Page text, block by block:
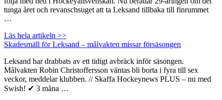
tunga året och revanschsuget att ta Leksand tillbaka till finrummet
…
Läs hela artikeln >>
Skadesmäll för Leksand – målvakten missar försäsongen
Leksand har drabbats av ett tidigt avbräck inför säsongen.
Målvakten Robin Christoffersson väntas bli borta i fyra till sex
veckor, meddelar klubben. // Skaffa Hockeynews PLUS – nu med
Swish! ✔ 3 måna …